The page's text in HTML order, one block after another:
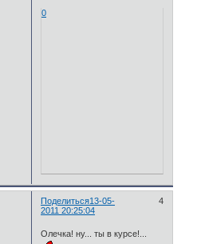
0
Поделиться 4
13-05-
2011 20:25:04
Олечка! ну... ты в курсе!...